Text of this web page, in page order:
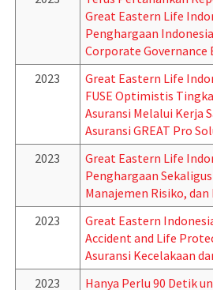
Great Eastern Life
Penghargaan
Corporate Governance
2023
Great Eastern Life
FUSE Optimistis
Asuransi Melalui Kerja
Asuransi GREAT Pro
2023
Great Eastern Life
Penghargaan
Manajemen Risiko, dan
2023
Great Eastern
Accident and Life
Asuransi Kecelakaan
2023
Hanya Perlu 90 Detik